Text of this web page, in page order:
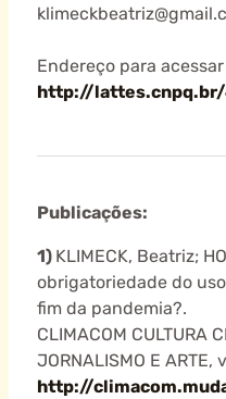
Endereço para
http://lattes.cnpq.br/
Publicações:
1) KLIMECK, Beatriz;
obrigatoriedade do
fim da pandemia?.
CLIMACOM CULTURA
JORNALISMO E ARTE,
http://